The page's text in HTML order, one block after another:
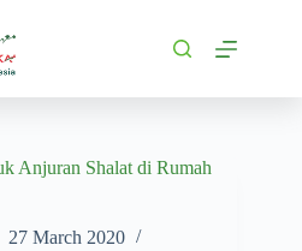
Anjuran Shalat di Rumah
27 March 2020